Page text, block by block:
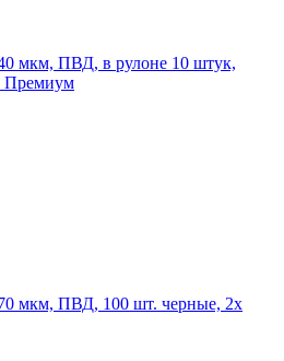
мкм, ПВД, в рулоне 10 штук,
Премиум
мкм, ПВД, 100 шт. черные, 2х